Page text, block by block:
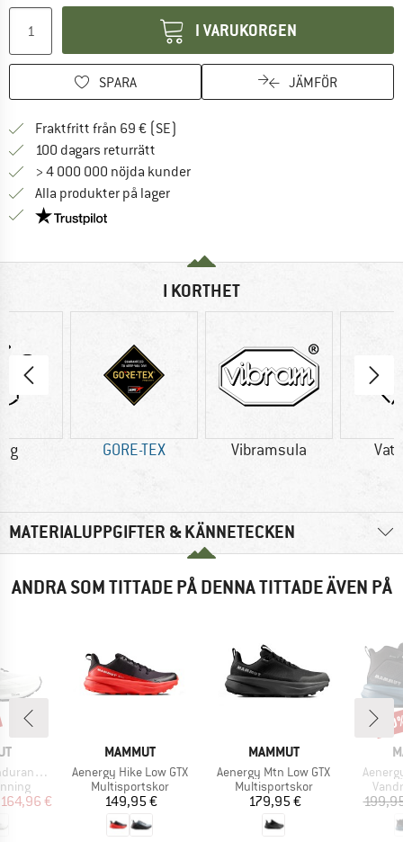
I VARUKORGEN
SPARA JÄMFÖR
Fraktfritt från 69 € (SE)
100 dagars returrätt
> 4 000 000 nöjda kunder
Alla produkter på lager
Trust Pilot-garanti - hitta all information här!
I KORTHET
g GORE-TEX Vibramsula
MATERIALUPPGIFTER & KÄNNETECKEN
ANDRA SOM TITTADE PÅ DENNA TITTADE ÄVEN PÅ
Low
pris
164,96 €
VARUMÄRKE
MAMMUT
Produkter
Aenergy Hike Low GTX
Produktgrupp
Multisportskor
Pris
149,95 €
VARUMÄRKE
MAMMUT
Produkter
Aenergy Mtn Low GTX
Produktgrupp
Multisportskor
Pris
179,95 €